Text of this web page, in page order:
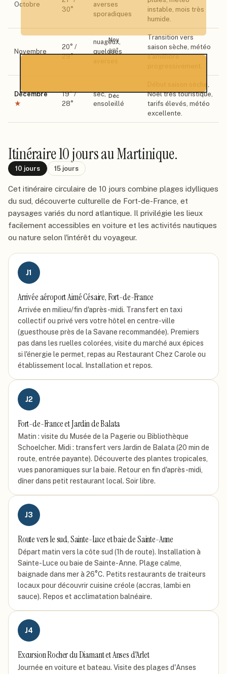
Nov
28°
Déc
Octobre
30°
averses
sporadiques
instable, mois très
humide.
Novembre
20° /
29°
nuageux,
quelques
Transition vers
saison sèche, météo
s'améliore
Décembre
★
19° /
28°
sec,
ensoleillé
Début saison sèche,
Noël très touristique,
tarifs élevés, météo
excellente.
Itinéraire10 joursau Martinique.
10 jours 15 jours
Cet itinéraire circulaire de 10 jours combine plages idylliques
du sud, découverte culturelle de Fort-de-France, et
paysages variés du nord atlantique. Il privilégie les lieux
facilement accessibles en voiture et les activités nautiques
ou nature selon l'intérêt du voyageur.
J1
Arrivée aéroport Aimé Césaire, Fort-de-France
Arrivée en milieu/fin d'après-midi. Transfert en taxi
collectif ou privé vers votre hôtel en centre-ville
(guesthouse près de la Savane recommandée). Premiers
pas dans les ruelles colorées, visite du marché aux épices
si l'énergie le permet, repas au Restaurant Chez Carole ou
établissement local. Installation et repos.
J2
Fort-de-France et Jardin de Balata
Matin : visite du Musée de la Pagerie ou Bibliothèque
Schoelcher. Midi : transfert vers Jardin de Balata (20 min de
route, entrée payante). Découverte des plantes tropicales,
vues panoramiques sur la baie. Retour en fin d'après-midi,
dîner dans petit restaurant local. Soir libre.
J3
Route vers le sud, Sainte-Luce et baie de Sainte-Anne
Départ matin vers la côte sud (1h de route). Installation à
Sainte-Luce ou baie de Sainte-Anne. Plage calme,
baignade dans mer à 26°C. Petits restaurants de traiteurs
locaux pour découvrir cuisine créole (accras, lambi en
sauce). Repos et acclimatation balnéaire.
J4
Excursion Rocher du Diamant et Anses d'Arlet
Journée en voiture et bateau. Visite des plages d'Anses